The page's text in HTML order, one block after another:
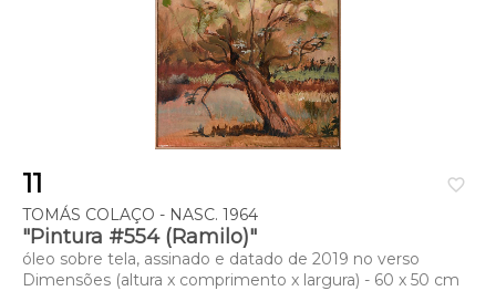
favorite_border
11
TOMÁS COLAÇO - NASC. 1964
"Pintura #554 (Ramilo)"
óleo sobre tela, assinado e datado de 2019 no verso
Dimensões (altura x comprimento x largura) - 60 x 50 cm